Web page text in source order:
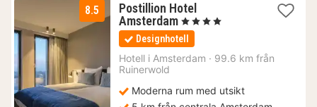
8.5
Postillion Hotel
Amsterdam1
natt
från
1221
, 4 Stjärnor
Designhotell
Hotell i Amsterdam · 99.6 km från
Ruinerwold
Moderna rum med utsikt